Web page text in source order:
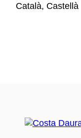
Català, Castellà